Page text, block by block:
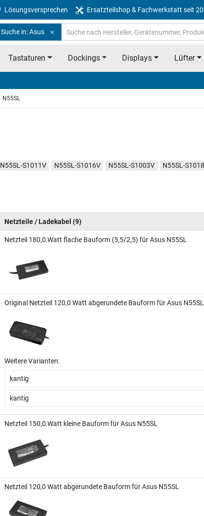
Lösungsversprechen Ersatzteilshop & Fachwerkstatt seit
Suche in: Asus
Tastaturen Dockings Displays Lüfter
N55SL
N55SL-S1011V N55SL-S1016V N55SL-S1003V N55SL-
Netzteile / Ladekabel (9)
Netzteil 180,0 Watt flache Bauform (5,5/2,5) für Asus N55SL
Original Netzteil 120,0 Watt abgerundete Bauform für Asus N55SL
Weitere Varianten:
kantig
kantig
Netzteil 150,0 Watt kleine Bauform für Asus N55SL
Netzteil 120,0 Watt abgerundete Bauform für Asus N55SL